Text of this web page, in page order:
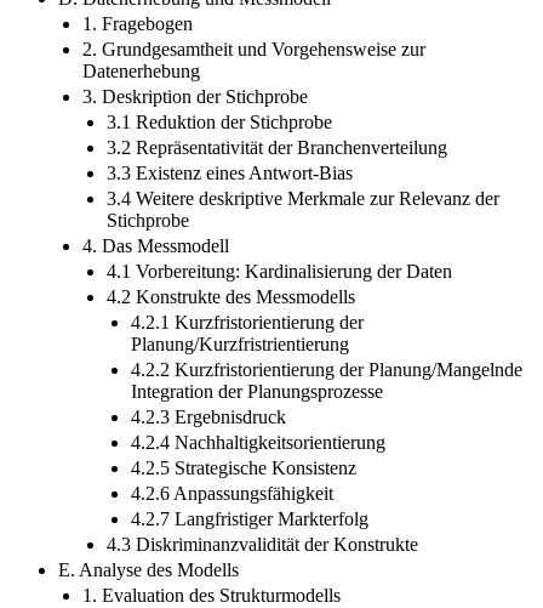
1. Fragebogen
2. Grundgesamtheit und Vorgehensweise zur
Datenerhebung
3. Deskription der Stichprobe
3.1 Reduktion der Stichprobe
3.2 Repräsentativität der Branchenverteilung
3.3 Existenz eines Antwort-Bias
3.4 Weitere deskriptive Merkmale zur Relevanz der
Stichprobe
4. Das Messmodell
4.1 Vorbereitung: Kardinalisierung der Daten
4.2 Konstrukte des Messmodells
4.2.1 Kurzfristorientierung der
Planung/Kurzfristrientierung
4.2.2 Kurzfristorientierung der Planung/Mangelnde
Integration der Planungsprozesse
4.2.3 Ergebnisdruck
4.2.4 Nachhaltigkeitsorientierung
4.2.5 Strategische Konsistenz
4.2.6 Anpassungsfähigkeit
4.2.7 Langfristiger Markterfolg
4.3 Diskriminanzvalidität der Konstrukte
E. Analyse des Modells
1. Evaluation des Strukturmodells